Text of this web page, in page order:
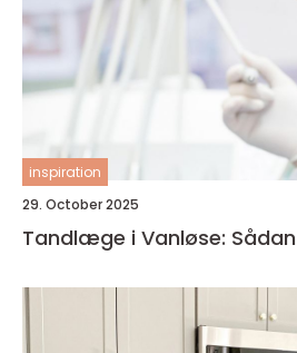
inspiration
29. October 2025
Tandlæge i Vanløse: